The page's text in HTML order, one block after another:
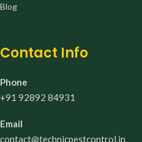
Blog
Contact Info
Phone
+91 92892 84931
Email
contact@technicpestcontrol.in